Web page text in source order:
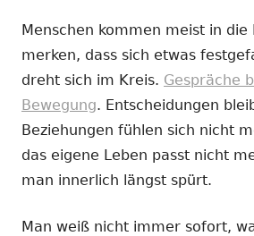
Menschen kommen meist in die
merken, dass sich etwas
dreht sich im Kreis. Gespräche
Bewegung. Entscheidungen
Beziehungen fühlen sich nicht
das eigene Leben passt nicht
man innerlich längst spürt.
Man weiß nicht immer sofort,